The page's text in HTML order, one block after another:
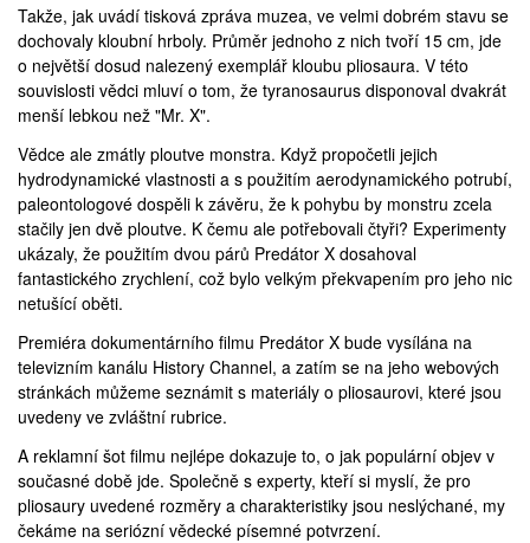
Takže, jak uvádí tisková zpráva muzea, ve velmi dobrém stavu se
dochovaly kloubní hrboly. Průměr jednoho z nich tvoří 15 cm, jde
o největší dosud nalezený exemplář kloubu pliosaura. V této
souvislosti vědci mluví o tom, že tyranosaurus disponoval dvakrát
menší lebkou než "Mr. X".
Vědce ale zmátly ploutve monstra. Když propočetli jejich
hydrodynamické vlastnosti a s použitím aerodynamického potrubí,
paleontologové dospěli k závěru, že k pohybu by monstru zcela
stačily jen dvě ploutve. K čemu ale potřebovali čtyři? Experimenty
ukázaly, že použitím dvou párů Predátor X dosahoval
fantastického zrychlení, což bylo velkým překvapením pro jeho nic
netušící oběti.
Premiéra dokumentárního filmu Predátor X bude vysílána na
televizním kanálu History Channel, a zatím se na jeho webových
stránkách můžeme seznámit s materiály o pliosaurovi, které jsou
uvedeny ve zvláštní rubrice.
A reklamní šot filmu nejlépe dokazuje to, o jak populární objev v
současné době jde. Společně s experty, kteří si myslí, že pro
pliosaury uvedené rozměry a charakteristiky jsou neslýchané, my
čekáme na seriózní vědecké písemné potvrzení.